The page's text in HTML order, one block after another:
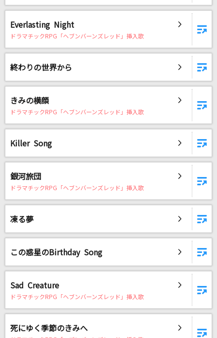
乙女解剖
神野美伽
僕のこと
Mrs. GREEN APPLE
西野カナ
ヴィラン
てにをは feat.flower
[生音]カブトムシ
YUI
もっと見る
カラオケ最新情報をチェック！
Everlasting Night
ドラマチックRPG「ヘブンバーンズレッド」挿入歌
終わりの世界から
きみの横顔
ドラマチックRPG「ヘブンバーンズレッド」挿入歌
Killer Song
銀河旅団
ドラマチックRPG「ヘブンバーンズレッド」挿入歌
凍る夢
この惑星のBirthday Song
Sad Creature
ドラマチックRPG「ヘブンバーンズレッド」挿入歌
死にゆく季節のきみへ